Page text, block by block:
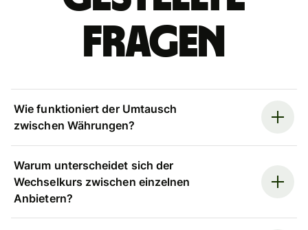
Fragen
Wie funktioniert der Umtausch
zwischen Währungen?
Warum unterscheidet sich der
Wechselkurs zwischen einzelnen
Anbietern?